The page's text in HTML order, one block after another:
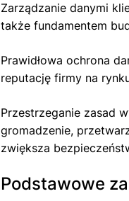
Zarządzanie danymi
także fundamentem
Prawidłowa ochrona
reputację firmy na
Przestrzeganie zasad
gromadzenie,
zwiększa
Podstawowe